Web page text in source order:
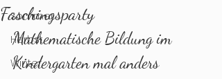
Sommer
Herbst
Winter
Faschingsparty
Mathematische Bildung im
Kindergarten mal anders